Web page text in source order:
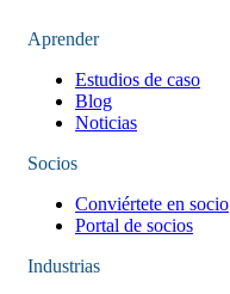
Aprender
Estudios de caso
Blog
Noticias
Socios
Conviértete en socio
Portal de socios
Industrias